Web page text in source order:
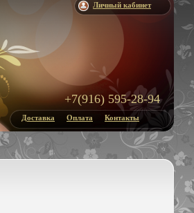
+7(916) 595-28-94
Доставка Оплата Контакты
Личный кабинет